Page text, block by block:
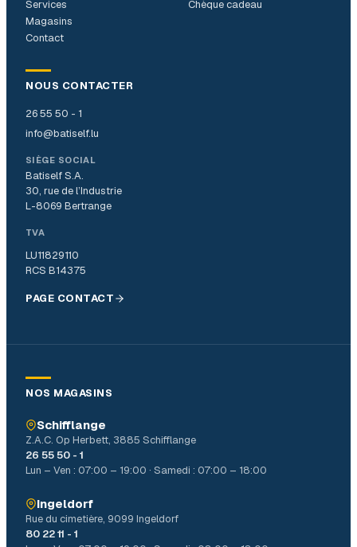
Services
Magasins
Contact
Chèque cadeau
NOUS CONTACTER
26 55 50 - 1
info@batiself.lu
SIÈGE SOCIAL
Batiself S.A.
30, rue de l’Industrie
L-8069 Bertrange
TVA
LU11829110
RCS B14375
PAGE CONTACT
NOS MAGASINS
Schifflange
Z.A.C. Op Herbett, 3885 Schifflange
26 55 50 - 1
Lun – Ven : 07:00 – 19:00 · Samedi : 07:00 – 18:00
Ingeldorf
Rue du cimetière, 9099 Ingeldorf
80 22 11 - 1